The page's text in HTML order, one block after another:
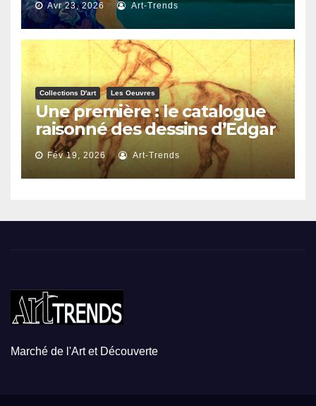
Avr 23, 2026 Art-Trends
Collections D'art Les Oeuvres
Une première : le catalogue
raisonné des dessins d’Edgar
Degas
Fév 19, 2026 Art-Trends
Marché de l'Art et Découverte